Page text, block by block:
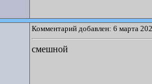
Комментарий добавлен: 6 марта
смешной